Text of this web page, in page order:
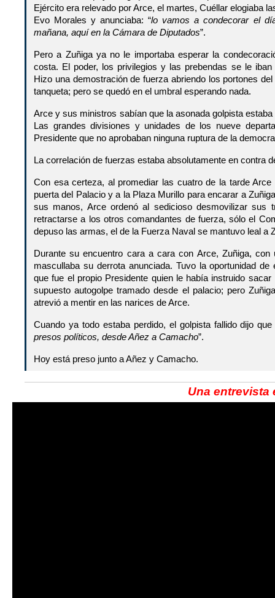
Ejército era relevado por Arce, el martes, Cuéllar elogiaba
Evo Morales y anunciaba: “lo vamos a condecorar el
mañana, aquí en la Cámara de Diputados”.
Pero a Zuñiga ya no le importaba esperar la
costa. El poder, los privilegios y las prebendas se le
Hizo una demostración de fuerza abriendo los portones
tanqueta; pero se quedó en el umbral esperando nada.
Arce y sus ministros sabían que la asonada golpista
Las grandes divisiones y unidades de los nueve
Presidente que no aprobaban ninguna ruptura de la
La correlación de fuerzas estaba absolutamente en contra
Con esa certeza, al promediar las cuatro de la tarde
puerta del Palacio y a la Plaza Murillo para encarar a
sus manos, Arce ordenó al sedicioso desmovilizar sus
retractarse a los otros comandantes de fuerza, sólo el
depuso las armas, el de la Fuerza Naval se mantuvo leal a
Durante su encuentro cara a cara con Arce, Zuñiga,
mascullaba su derrota anunciada. Tuvo la oportunidad
que fue el propio Presidente quien le había instruido
supuesto autogolpe tramado desde el palacio; pero
atrevió a mentir en las narices de Arce.
Cuando ya todo estaba perdido, el golpista fallido dijo
presos políticos, desde Añez a Camacho”.
Hoy está preso junto a Añez y Camacho.
Una entrevista